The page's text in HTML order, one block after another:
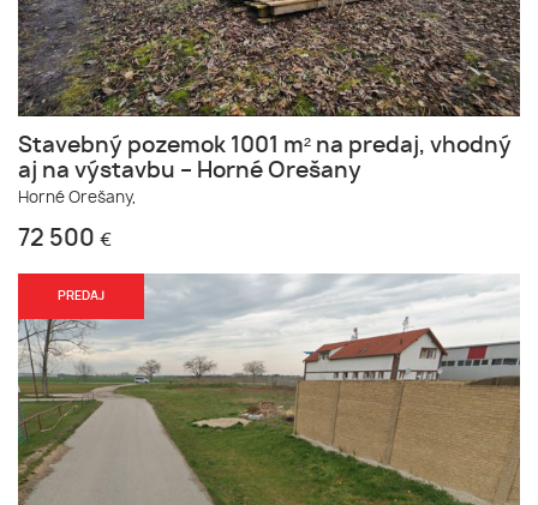
Stavebný pozemok 1001 m² na predaj, vhodný
aj na výstavbu – Horné Orešany
Horné Orešany,
72 500 €
PREDAJ